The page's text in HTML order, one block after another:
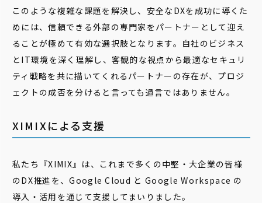
このような複雑な課題を解決し、安全なDXを成功に導くた
めには、信頼できる外部の専門家をパートナーとして迎え
ることが極めて有効な選択肢となります。自社のビジネス
とIT環境を深く理解し、客観的な視点から最適なセキュリ
ティ戦略を共に描いてくれるパートナーの存在が、プロジ
ェクトの成否を分けると言っても過言ではありません。
XIMIXによる支援
私たち『XIMIX』は、これまで多くの中堅・大企業の皆様
のDX推進を、Google Cloud と Google Workspace の
導入・活用を通じて支援してまいりました。